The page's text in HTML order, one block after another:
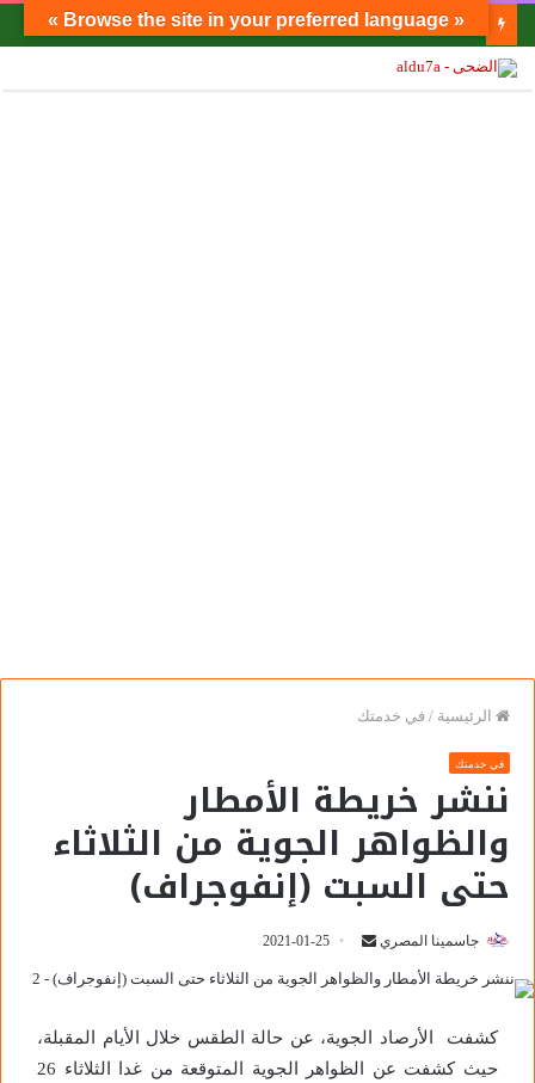
الدكتور مصطفى محمود يكتب: تحذير للكافة
الرئيسية / في خدمتك
في خدمتك
ننشر خريطة الأمطار
والظواهر الجوية من الثلاثاء
حتى السبت (إنفوجراف)
جاسمينا المصري 2021-01-25
كشفت الأرصاد الجوية، عن حالة الطقس خلال الأيام المقبلة،
حيث كشفت عن الظواهر الجوية المتوقعة من غدا الثلاثاء 26
« Browse the site in your preferred language »